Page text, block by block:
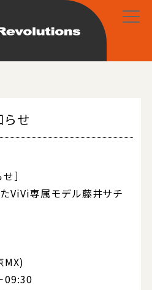
せ
］
ViVi専属モデル藤井サチ
MX)
09:30